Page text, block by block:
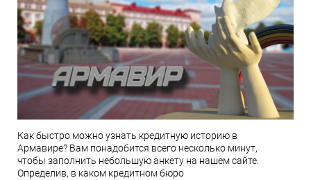
Как быстро можно узнать кредитную историю в
Армавире? Вам понадобится всего несколько минут,
чтобы заполнить небольшую анкету на нашем сайте.
Определив, в каком кредитном бюро